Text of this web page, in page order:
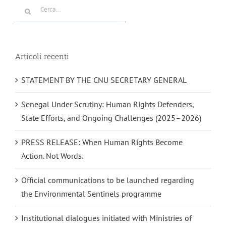
per:
Articoli recenti
STATEMENT BY THE CNU SECRETARY GENERAL
Senegal Under Scrutiny: Human Rights Defenders,
State Efforts, and Ongoing Challenges (2025–2026)
PRESS RELEASE: When Human Rights Become
Action. Not Words.
Official communications to be launched regarding
the Environmental Sentinels programme
Institutional dialogues initiated with Ministries of